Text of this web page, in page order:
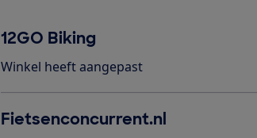
12GO Biking
Winkel heeft aangepast
Fietsenconcurrent.nl